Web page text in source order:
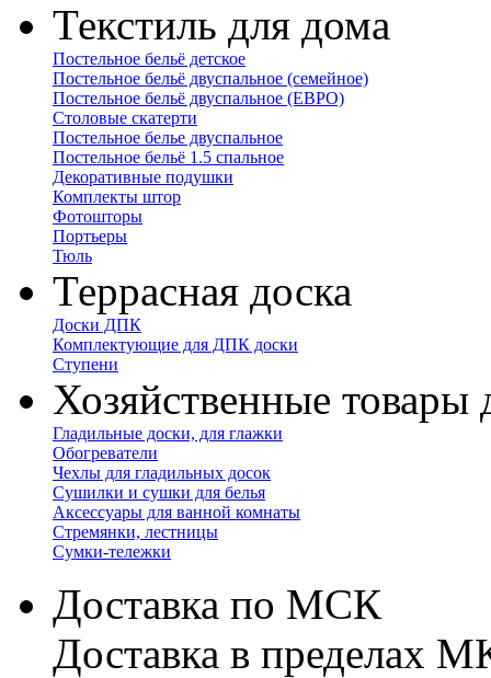
Текстиль для дома
Постельное бельё детское
Постельное бельё двуспальное (семейное)
Постельное бельё двуспальное (ЕВРО)
Столовые скатерти
Постельное белье двуспальное
Постельное бельё 1.5 спальное
Декоративные подушки
Комплекты штор
Фотошторы
Портьеры
Тюль
Террасная доска
Доски ДПК
Комплектующие для ДПК доски
Ступени
Хозяйственные товары
Гладильные доски, для глажки
Обогреватели
Чехлы для гладильных досок
Сушилки и сушки для белья
Аксессуары для ванной комнаты
Стремянки, лестницы
Сумки-тележки
Доставка по МСК
Доставка в пределах